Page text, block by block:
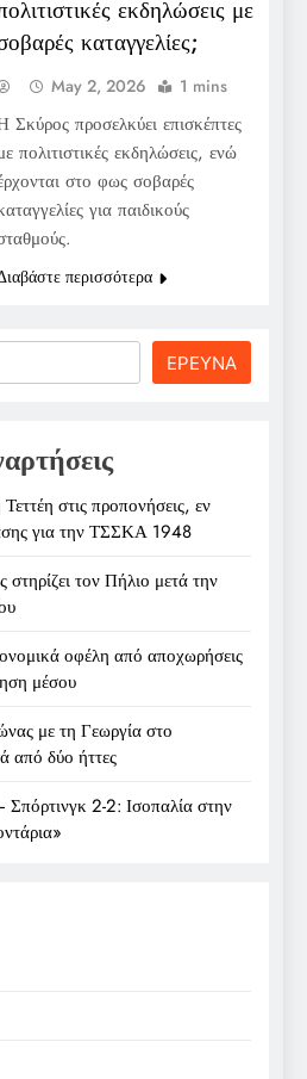
εκδηλώσεις με
καταγγελίες;
May 2, 2026 1 mins
Σκύρος προσελκύει επισκέπτες
πολιτιστικές εκδηλώσεις, ενώ
στο φως σοβαρές
για παιδικούς
περισσότερα
ΕΡΕΥΝΑ
στις προπονήσεις, εν
για την ΤΣΣΚΑ 1948
τον Πήλιο μετά την
οφέλη από αποχωρήσεις
μέσου
με τη Γεωργία στο
από δύο ήττες
2-2: Ισοπαλία στην